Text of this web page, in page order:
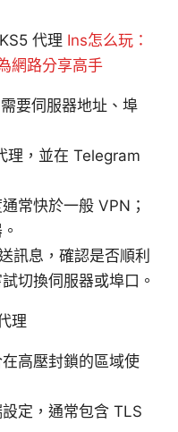
代理 Ins怎么玩：
網路分享高手
要伺服器地址、埠
理，並在 Telegram
常快於一般 VPN；
訊息，確認是否順利
切換伺服器或埠口。
理
高壓封鎖的區域使
定，通常包含 TLS